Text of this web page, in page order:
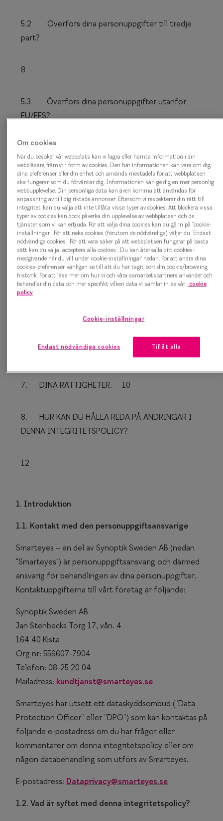
5.2 Överförs dina personuppgifter till tredje
part?
8
5.3 Överförs dina personuppgifter utanför
EU/EES?
9
5.4 Hur länge sparar vi dina personuppgifter?
9
5.5 Vi håller dina uppgifter säkra, uppdaterade
och korrekta.
10
6. HUR SKYDDAR VI DINA PERSONUPPGIFTER?
7. DINA RÄTTIGHETER. 10
8. HUR KAN DU HÅLLA REDA PÅ ÄNDRINGAR I
DENNA INTEGRITETSPOLICY?
12
1. Introduktion
1.1. Kontakt med den personuppgiftsansvarige
Smarteyes – en del av Synoptik Sweden AB (nedan
"Smarteyes") är personuppgiftsansvarig och därmed
ansvarig för behandlingen av dina personuppgifter.
Kontaktuppgifterna till vårt företag är följande:
Synoptik Sweden AB
Jan Stenbecks Torg 17, vån. 4
164 40 Kista
Org nr: 556607-7904
Telefon: 08-25 20 04
Mailadress: kundtjanst@smarteyes.se
Smarteyes har utsett ett dataskyddsombud (”Data
Protection Officer” eller ”DPO”) som kan kontaktas på
följande e-postadress om du har frågor eller
kommentarer om denna integritetspolicy eller om
någon databehandling som utförs av Smarteyes.
E-postadress: Dataprivacy@smarteyes.se
1.2. Vad är syftet med denna integritetspolicy?
Om cookies
När du besöker vår webbplats kan vi lagra eller hämta information i din
webbläsare, främst i form av cookies. Den här informationen kan vara om dig,
dina preferenser, eller din enhet och används mestadels för att webbplatsen
ska fungerar som du förväntar dig. Informationen kan ge dig en mer personlig
webbupplevelse. Din personliga data kan även komma att användas för
anpassning av till dig riktade annonser. Eftersom vi respekterar din rätt till
integritet, kan du välja att inte tillåta vissa typer av cookies. Att blockera vissa
typer av cookies kan dock påverka din upplevelse av webbplatsen och de
tjänster som vi kan erbjuda. För att välja dina cookies kan du gå in på ”cookie-
inställningar”. För att neka cookies (förutom de nödvändiga) väljer du ”Endast
nödvändiga cookies”. För att vara säker på att webbplatsen fungerar på bästa
sätt kan du välja ”acceptera alla cookies”. Du kan återkalla ditt cookies-
medgivande när du vill under ’cookie-inställningar’ nedan. För att ändra dina
cookies-preferenser, vänligen se till att du har tagit bort din cookie/browsing
historik. För att läsa mer om hur vi och våra samarbetspartners använder och
behandlar din data och mer specifikt vilken data vi samlar in, se vår cookie
policy
Cookie-inställningar
Endast nödvändiga cookies Tillåt alla